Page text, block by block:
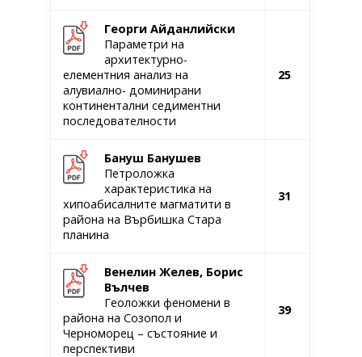
Георги Айданлийски
Параметри на
архитектурно-
елементния анализ на
алувиално- доминирани
континентални седиментни
последователности
25
Бануш Банушев
Петроложка
характеристика на
хипоабисалните магматити в
района на Върбишка Стара
планина
31
Венелин Желев, Борис
Вълчев
Геоложки феномени в
района на Созопол и
Черноморец – състояние и
перспективи
39